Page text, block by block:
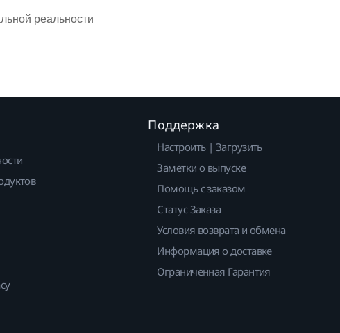
реальности
Поддержка
Настроить | Загрузить
Заметки о выпуске
Помощь с заказом
Статус Заказа
Условия возврата и обмена
Информация о доставке
Ограниченная Гарантия